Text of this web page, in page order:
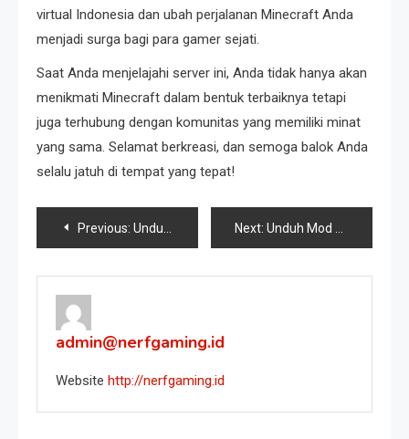
virtual Indonesia dan ubah perjalanan Minecraft Anda
menjadi surga bagi para gamer sejati.
Saat Anda menjelajahi server ini, Anda tidak hanya akan
menikmati Minecraft dalam bentuk terbaiknya tetapi
juga terhubung dengan komunitas yang memiliki minat
yang sama. Selamat berkreasi, dan semoga balok Anda
selalu jatuh di tempat yang tepat!
Post
navigation
Previous: Unduh Minecraft 1.19.60: Panduan Lengkap untuk Meningkatkan Pengalaman Bermain Game Anda Next: Unduh Mod APK Minecraft 1.21: Tingkatkan Pengalaman Bermain Game Anda dengan Fitur Terbaru
admin@nerfgaming.id
Website http://nerfgaming.id